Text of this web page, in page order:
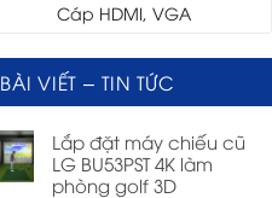
Cáp HDMI, VGA
BÀI VIẾT – TIN TỨC
Lắp đặt máy chiếu cũ
LG BU53PST 4K làm
phòng golf 3D